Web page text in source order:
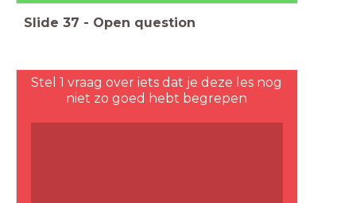
Slide 37 - Open question
Stel 1 vraag over iets dat je deze les nog
niet zo goed hebt begrepen